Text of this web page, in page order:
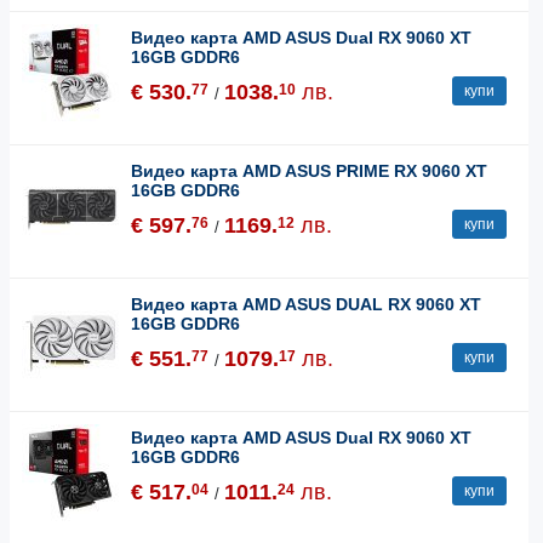
Видео карта AMD ASUS Dual RX 9060 XT
16GB GDDR6
€ 530.77 / 1038.10 лв. купи
Видео карта AMD ASUS PRIME RX 9060 XT
16GB GDDR6
€ 597.76 / 1169.12 лв. купи
Видео карта AMD ASUS DUAL RX 9060 XT
16GB GDDR6
€ 551.77 / 1079.17 лв. купи
Видео карта AMD ASUS Dual RX 9060 XT
16GB GDDR6
€ 517.04 / 1011.24 лв. купи